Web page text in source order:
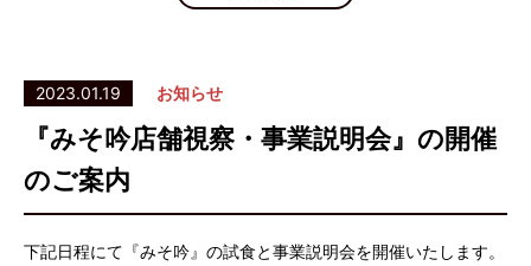
2023.01.19 お知らせ
『みそ吟店舗視察・事業説明会』の開催
のご案内
下記日程にて『みそ吟』の試食と事業説明会を開催いたします。